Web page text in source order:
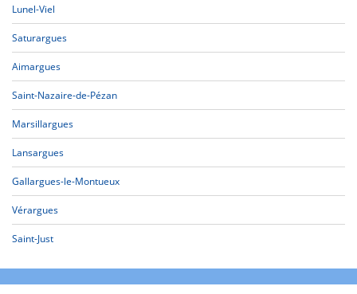
Lunel-Viel
Saturargues
Aimargues
Saint-Nazaire-de-Pézan
Marsillargues
Lansargues
Gallargues-le-Montueux
Vérargues
Saint-Just